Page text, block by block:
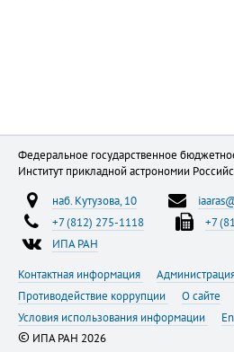
Федеральное государственное
Институт прикладной астрономии
наб. Кутузова, 10
+7 (812) 275-1118
+7
ИПА РАН
Контактная информация
Противодействие коррупции
О сайте
Условия использования информации
© ИПА РАН 2026